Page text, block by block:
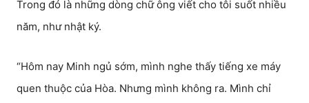
Trong đó là những dòng chữ ông viết cho tôi suốt nhiều
năm, như nhật ký.
“Hôm nay Minh ngủ sớm, mình nghe thấy tiếng xe máy
quen thuộc của Hòa. Nhưng mình không ra. Mình chỉ